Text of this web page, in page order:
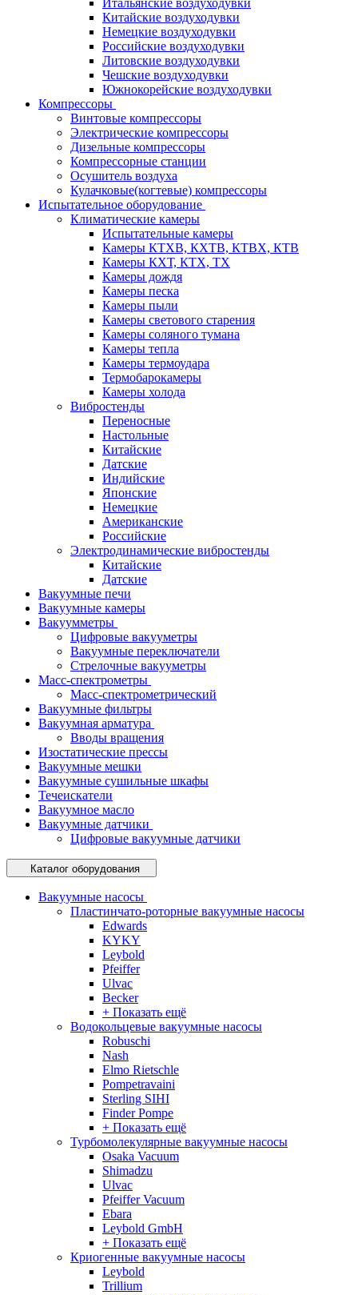
Итальянские воздуходувки
Китайские воздуходувки
Немецкие воздуходувки
Российские воздуходувки
Литовские воздуходувки
Чешские воздуходувки
Южнокорейские воздуходувки
Компрессоры
Винтовые компрессоры
Электрические компрессоры
Дизельные компрессоры
Компрессорные станции
Осушитель воздуха
Кулачковые(когтевые) компрессоры
Испытательное оборудование
Климатические камеры
Испытательные камеры
Камеры КТХВ, КХТВ, КТВХ, КТВ
Камеры КХТ, КТХ, ТХ
Камеры дождя
Камеры песка
Камеры пыли
Камеры светового старения
Камеры соляного тумана
Камеры тепла
Камеры термоудара
Термобарокамеры
Камеры холода
Вибростенды
Переносные
Настольные
Китайские
Датские
Индийские
Японские
Немецкие
Американские
Российские
Электродинамические вибростенды
Китайские
Датские
Вакуумные печи
Вакуумные камеры
Вакуумметры
Цифровые вакууметры
Вакуумные переключатели
Стрелочные вакууметры
Масс-спектрометры
Масс-спектрометрический
Вакуумные фильтры
Вакуумная арматура
Вводы вращения
Изостатические прессы
Вакуумные мешки
Вакуумные сушильные шкафы
Течеискатели
Вакуумное масло
Вакуумные датчики
Цифровые вакуумные датчики
Каталог оборудования
Вакуумные насосы
Пластинчато-роторные вакуумные насосы
Edwards
KYKY
Leybold
Pfeiffer
Ulvac
Becker
+ Показать ещё
Водокольцевые вакуумные насосы
Robuschi
Nash
Elmo Rietschle
Pompetravaini
Sterling SIHI
Finder Pompe
+ Показать ещё
Турбомолекулярные вакуумные насосы
Osaka Vacuum
Shimadzu
Ulvac
Pfeiffer Vacuum
Ebara
Leybold GmbH
+ Показать ещё
Криогенные вакуумные насосы
Leybold
Trillium